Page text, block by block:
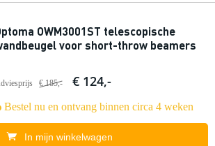
OWM3001ST telescopische
voor short-throw beamers
€ 185,- € 124,-
Bestel nu en ontvang binnen circa 4 weken
In mijn winkelwagen